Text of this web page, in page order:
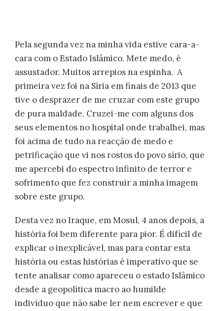
Pela segunda vez na minha vida estive cara-a-
cara com o Estado Islâmico. Mete medo, é
assustador. Muitos arrepios na espinha. A
primeira vez foi na Síria em finais de 2013 que
tive o desprazer de me cruzar com este grupo
de pura maldade. Cruzei-me com alguns dos
seus elementos no hospital onde trabalhei, mas
foi acima de tudo na reacção de medo e
petrificação que vi nos rostos do povo sírio, que
me apercebi do espectro infinito de terror e
sofrimento que fez construir a minha imagem
sobre este grupo.
Desta vez no Iraque, em Mosul, 4 anos depois, a
história foi bem diferente para pior. É difícil de
explicar o inexplicável, mas para contar esta
história ou estas histórias é imperativo que se
tente analisar como apareceu o estado Islâmico
desde a geopolítica macro ao humilde
indivíduo que não sabe ler nem escrever e que